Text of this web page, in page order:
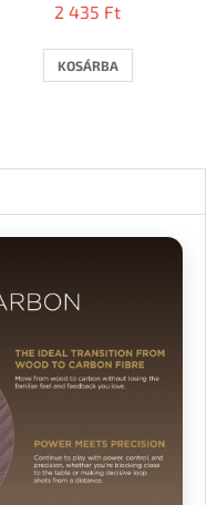
2 435 Ft
KOSÁRBA